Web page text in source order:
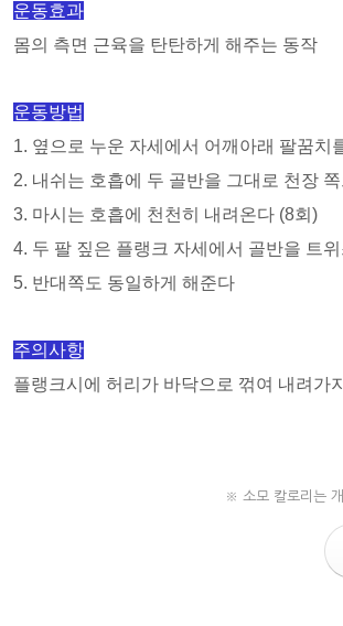
운동효과
몸의 측면 근육을 탄탄하게 해주는 동작
운동방법
1. 옆으로 누운 자세에서 어깨아래 팔꿈치
2. 내쉬는 호흡에 두 골반을 그대로 천장
3. 마시는 호흡에 천천히 내려온다 (8회)
4. 두 팔 짚은 플랭크 자세에서 골반을 트
5. 반대쪽도 동일하게 해준다
주의사항
플랭크시에 허리가 바닥으로 꺾여 내려가
※ 소모 칼로리는